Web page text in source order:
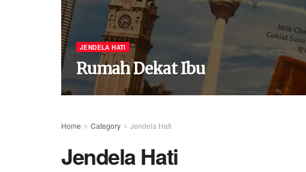
JENDELA HATI
Rumah Dekat Ibu
Home Category Jendela Hati
Jendela Hati